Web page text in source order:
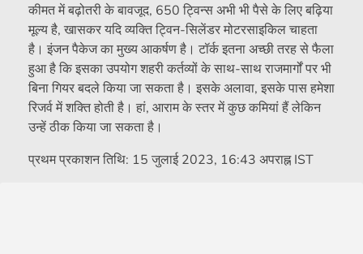
कीमत में बढ़ोतरी के बावजूद, 650 ट्विन्स अभी भी पैसे के लिए बढ़िया
मूल्य है, खासकर यदि व्यक्ति ट्विन-सिलेंडर मोटरसाइकिल चाहता
है। इंजन पैकेज का मुख्य आकर्षण है। टॉर्क इतना अच्छी तरह से फैला
हुआ है कि इसका उपयोग शहरी कर्तव्यों के साथ-साथ राजमार्गों पर भी
बिना गियर बदले किया जा सकता है। इसके अलावा, इसके पास हमेशा
रिजर्व में शक्ति होती है। हां, आराम के स्तर में कुछ कमियां हैं लेकिन
उन्हें ठीक किया जा सकता है।
प्रथम प्रकाशन तिथि: 15 जुलाई 2023, 16:43 अपराह्न IST